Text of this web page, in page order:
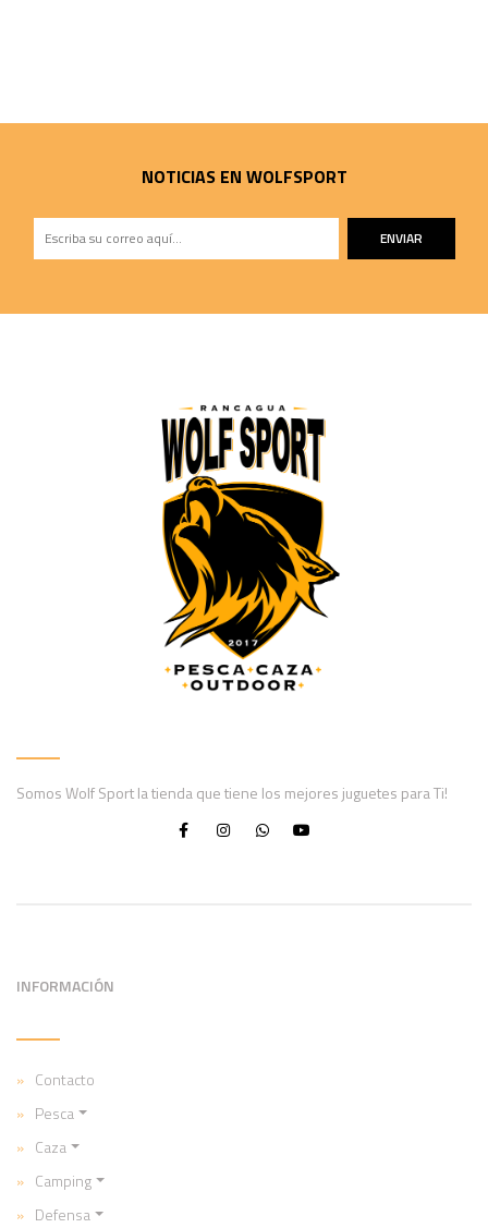
NOTICIAS EN WOLFSPORT
ENVIAR
Somos Wolf Sport la tienda que tiene los mejores juguetes para Ti!
INFORMACIÓN
Contacto
Pesca
Caza
Camping
Defensa